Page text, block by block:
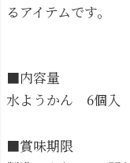
るアイテムです。
■内容量
水ようかん 6個入
■賞味期限